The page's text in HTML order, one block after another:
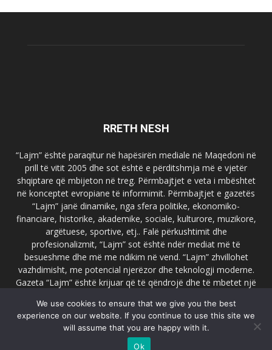
RRETH NESH
“Lajm” është paraqitur në hapësirën mediale në Maqedoni në
prill të vitit 2005 dhe sot është e përditshmja më e vjetër
shqiptare që mbijeton në treg. Përmbajtjet e veta i mbështet
në konceptet evropiane të informimit. Përmbajtjet e gazetës
“Lajm” janë dinamike, nga sfera politike, ekonomiko-
financiare, historike, akademike, sociale, kulturore, muzikore,
argëtuese, sportive, etj.. Falë përkushtimit dhe
profesionalizmit, “Lajm” sot është ndër mediat më të
besueshme dhe më me ndikim në vend. “Lajm” zhvillohet
vazhdimisht, me potencial njerëzor dhe teknologji moderne.
Gazeta “Lajm” është krijuar që të qëndrojë dhe të mbetet një
faqja zyrtare e gazetës “Lajm”, www.lajmpress.org është një
ndër portalet më të njohur në Maqedoni.
lajm.sk@gmail.com
We use cookies to ensure that we give you the best
experience on our website. If you continue to use this site we
will assume that you are happy with it.
Ok